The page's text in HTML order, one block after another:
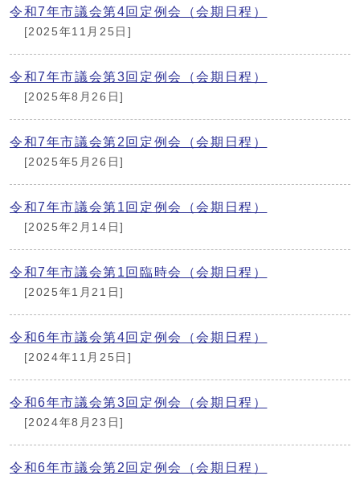
令和7年市議会第4回定例会（会期日程）
[2025年11月25日]
令和7年市議会第3回定例会（会期日程）
[2025年8月26日]
令和7年市議会第2回定例会（会期日程）
[2025年5月26日]
令和7年市議会第1回定例会（会期日程）
[2025年2月14日]
令和7年市議会第1回臨時会（会期日程）
[2025年1月21日]
令和6年市議会第4回定例会（会期日程）
[2024年11月25日]
令和6年市議会第3回定例会（会期日程）
[2024年8月23日]
令和6年市議会第2回定例会（会期日程）